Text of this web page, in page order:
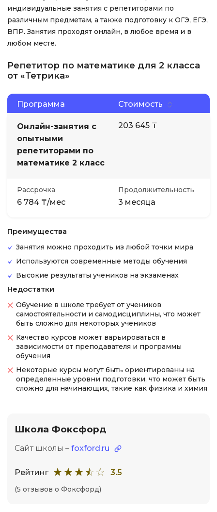
индивидуальные занятия с репетиторами по
различным предметам, а также подготовку к ОГЭ, ЕГЭ,
ВПР. Занятия проходят онлайн, в любое время и в
любом месте.
Репетитор по математике для 2 класса
от «Тетрика»
Программа Стоимость
Онлайн-занятия с
опытными
репетиторами по
математике 2 класс
203 645 ₸
Рассрочка
6 784 ₸/мес
Продолжительность
3 месяца
Преимущества
Занятия можно проходить из любой точки мира
Используются современные методы обучения
Высокие результаты учеников на экзаменах
Недостатки
Обучение в школе требует от учеников
самостоятельности и самодисциплины, что может
быть сложно для некоторых учеников
Качество курсов может варьироваться в
зависимости от преподавателя и программы
обучения
Некоторые курсы могут быть ориентированы на
определенные уровни подготовки, что может быть
сложно для начинающих, такие как физика и химия
Школа Фоксфорд
Сайт школы – foxford.ru
Рейтинг 3.5
(5 отзывов о Фоксфорд)